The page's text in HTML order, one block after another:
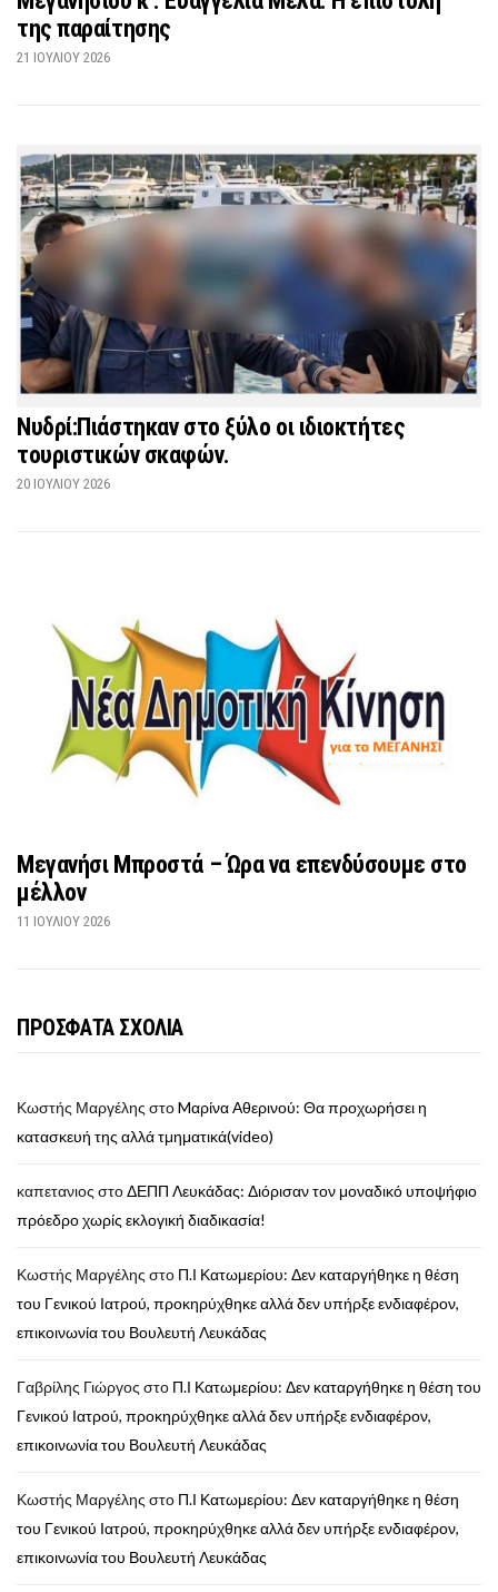
της παραίτησης
21 ΙΟΥΛΊΟΥ 2026
Νυδρί:Πιάστηκαν στο ξύλο οι ιδιοκτήτες
τουριστικών σκαφών.
20 ΙΟΥΛΊΟΥ 2026
Μεγανήσι Μπροστά – Ώρα να επενδύσουμε στο
μέλλον
11 ΙΟΥΛΊΟΥ 2026
ΠΡΟΣΦΑΤΑ ΣΧΟΛΙΑ
Κωστής Μαργέλης στοMαρίνα Αθερινού: Θα προχωρήσει η
κατασκευή της αλλά τμηματικά(video)
καπετανιος στοΔΕΠΠ Λευκάδας: Διόρισαν τον μοναδικό υποψήφιο
πρόεδρο χωρίς εκλογική διαδικασία!
Κωστής Μαργέλης στο Π.Ι Κατωμερίου: Δεν καταργήθηκε η θέση
του Γενικού Ιατρού, προκηρύχθηκε αλλά δεν υπήρξε ενδιαφέρον,
επικοινωνία του Βουλευτή Λευκάδας
Γαβρίλης Γιώργος στο Π.Ι Κατωμερίου: Δεν καταργήθηκε η θέση του
Γενικού Ιατρού, προκηρύχθηκε αλλά δεν υπήρξε ενδιαφέρον,
επικοινωνία του Βουλευτή Λευκάδας
Κωστής Μαργέλης στο Π.Ι Κατωμερίου: Δεν καταργήθηκε η θέση
του Γενικού Ιατρού, προκηρύχθηκε αλλά δεν υπήρξε ενδιαφέρον,
επικοινωνία του Βουλευτή Λευκάδας